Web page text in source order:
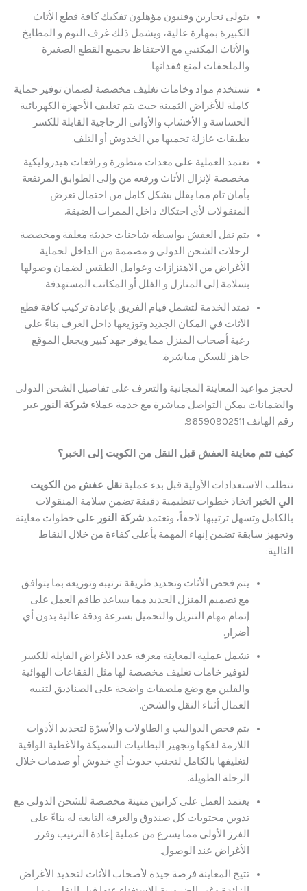
يتولى نجارين وفنيون مؤهلون تفكيك كافة قطع الأثاث
الكبيرة بمهارة عالية، ويشمل ذلك غرف النوم و المطابخ
والأثاث المكتبي مع الاحتفاظ بجميع القطع الصغيرة
والملحقات لمنع فقدانها.
تستخدم مواد وخامات تغليف مخصصة لضمان توفير حماية
كاملة للأغراض الثمينة حيث يتم تغليف الأجهزة الكهربائية
الحساسة و الأخشاب والأواني الزجاجية القابلة للكسر
بطبقات عازلة تحميها من الخدوش أو التلف.
تعتمد العملية على معدات متطورة و رافعات هيدروليكية
مخصصة لإنزال الأثاث ورفعه من وإلى الطوابق المرتفعة
بأمان تام مما يقلل بشكل كامل من احتمال تعرض
المنقولات لأي احتكاك داخل الممرات الضيقة.
يتم نقل العفش بواسطة شاحنات حديثة مغلقة ومخصصة
لرحلات الشحن الدولي و مصممة من الداخل لحماية
الأغراض من الاهتزازات وعوامل الطقس لضمان وصولها
بسلامة إلى المنازل و الفلل أو المكاتب المستهدفة.
تمتد الخدمة لتشمل قيام الفريق بإعادة تركيب كافة قطع
الأثاث في المكان الجديد وتوزيعها داخل الغرف بناءً على
رغبة أصحاب المنزل مما يوفر جهد كبير ويجعل الموقع
جاهز للسكن مباشرة.
المعاينة المجانية والتعرف على تفاصيل الشحن الدولي
يمكن التواصل مباشرة مع خدمة عملاءشركة النورعبر
معاينة العفش قبل النقل من الكويت إلى الخبر؟
الاستعدادات الأولية قبل بدء عمليةنقل عفش من الكويت
اتخاذ خطوات تنظيمية دقيقة تضمن سلامة المنقولات
وتسهل ترتيبها لاحقاً، وتعتمدشركة النورعلى خطوات معاينة
سابقة تضمن إنهاء المهمة بأعلى كفاءة من خلال النقاط
يتم فحص الأثاث وتحديد طريقة ترتيبه وتوزيعه بما يتوافق
مع تصميم المنزل الجديد مما يساعد طاقم العمل على
إتمام مهام التنزيل والتحميل بسرعة ودقة عالية بدون أي
تشمل عملية المعاينة معرفة عدد الأغراض القابلة للكسر
لتوفير خامات تغليف مخصصة لها مثل الفقاعات الهوائية
والفلين مع وضع ملصقات واضحة على الصناديق لتنبيه
العمال أثناء النقل والشحن.
يتم فحص الدواليب و الطاولات والأسرّة لتحديد الأدوات
اللازمة لفكها وتجهيز البطانيات السميكة والأغطية الواقية
لتغليفها بالكامل لتجنب حدوث أي خدوش أو صدمات خلال
الرحلة الطويلة.
يعتمد العمل على كراتين متينة مخصصة للشحن الدولي مع
تدوين محتويات كل صندوق والغرفة التابعة له بناءً على
الفرز الأولي مما يسرع من عملية إعادة الترتيب وفرز
الأغراض عند الوصول.
تتيح المعاينة فرصة جيدة لأصحاب الأثاث لتحديد الأغراض